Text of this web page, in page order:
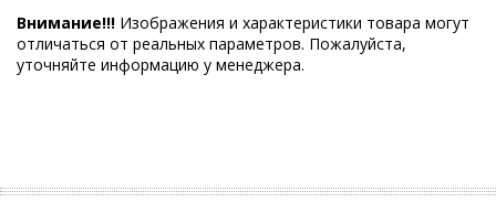
Внимание!!! Изображения и характеристики товара могут
отличаться от реальных параметров. Пожалуйста,
уточняйте информацию у менеджера.